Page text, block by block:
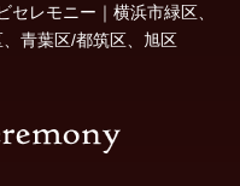
レモニー｜横浜市緑区、
青葉区/都筑区、旭区